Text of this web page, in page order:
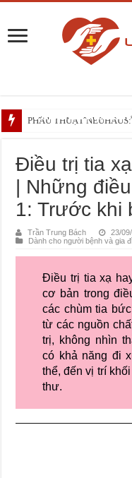
Phối hợp đa mô thức và
PHẪU THUẬT
Những điều bạn cần biết
Điều trị tia
| Những
1: Trước khi
Trần Trung Bách
23/
Dành cho người bệnh và gia
Điều trị tia xạ
cơ bản trong
các chùm tia
từ các nguồn
trị, không nhìn
có khả năng đi
thể, đến vị trí
thư.